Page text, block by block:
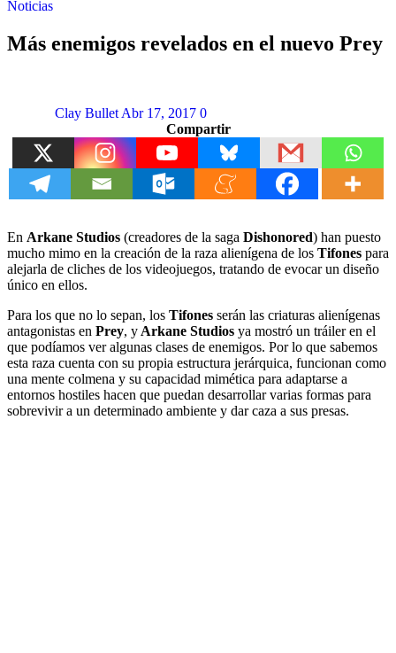
Noticias
Más enemigos revelados en el nuevo Prey
Clay Bullet Abr 17, 2017 0
Compartir
En Arkane Studios (creadores de la saga Dishonored) han puesto
mucho mimo en la creación de la raza alienígena de los Tifones para
alejarla de cliches de los videojuegos, tratando de evocar un diseño
único en ellos.
Para los que no lo sepan, los Tifones serán las criaturas alienígenas
antagonistas en Prey, y Arkane Studios ya mostró un tráiler en el
que podíamos ver algunas clases de enemigos. Por lo que sabemos
esta raza cuenta con su propia estructura jerárquica, funcionan como
una mente colmena y su capacidad mimética para adaptarse a
entornos hostiles hacen que puedan desarrollar varias formas para
sobrevivir a un determinado ambiente y dar caza a sus presas.